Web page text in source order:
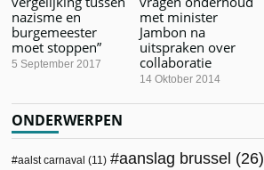
nazisme en
burgemeester
moet stoppen”
5 September 2017
met minister
Jambon na
uitspraken over
collaboratie
14 Oktober 2014
ONDERWERPEN
aalst carnaval (11) aanslag brussel (26)